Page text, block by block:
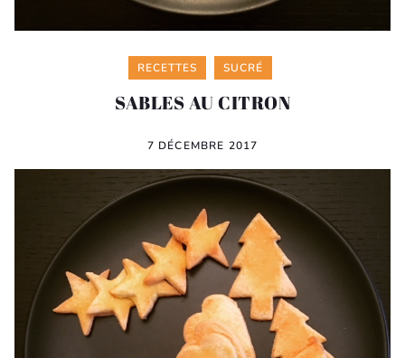
Categories
RECETTES SUCRÉ
SABLES AU CITRON
7 DÉCEMBRE 2017